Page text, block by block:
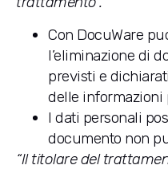
Con DocuWare
l’eliminazione di
previsti e
delle informazioni
I dati personali
documento non
“Il titolare del